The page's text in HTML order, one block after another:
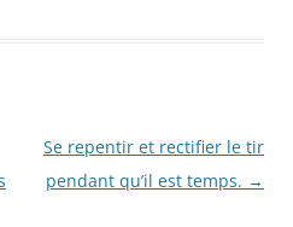
Se repentir et rectifier le tir
pendant qu’il est temps. →